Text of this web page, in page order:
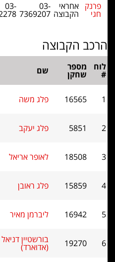
אחראי
הקבוצה
03-
7369207
9362278
הקבוצה
מספר
שחקן
16565 פלג משה
5851 פלג יעקב
18508 לאופר אריאל
15859 פלג ראובן
16942 ליברמן מאיר
19270 בורשטיין דניאל
(אדוארד)